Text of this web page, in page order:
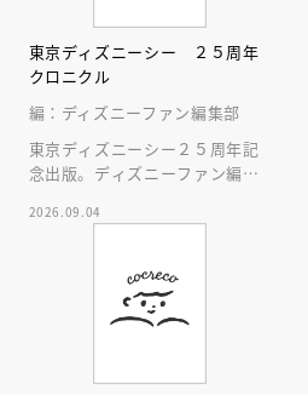
東京ディズニーシー ２５周年
クロニクル
編：ディズニーファン編集部
東京ディズニーシー２５周年記
念出版。ディズニーファン編集
したパークファン必見の２５年
2026.09.04